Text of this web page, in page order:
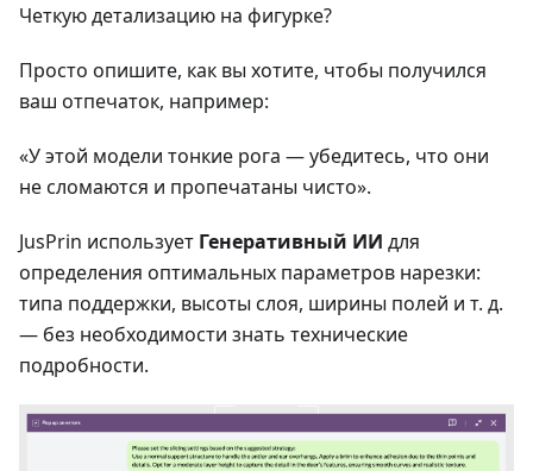
Четкую детализацию на фигурке?
Просто опишите, как вы хотите, чтобы получился
ваш отпечаток, например:
«У этой модели тонкие рога — убедитесь, что они
не сломаются и пропечатаны чисто».
JusPrin использует Генеративный ИИ для
определения оптимальных параметров нарезки:
типа поддержки, высоты слоя, ширины полей и т. д.
— без необходимости знать технические
подробности.